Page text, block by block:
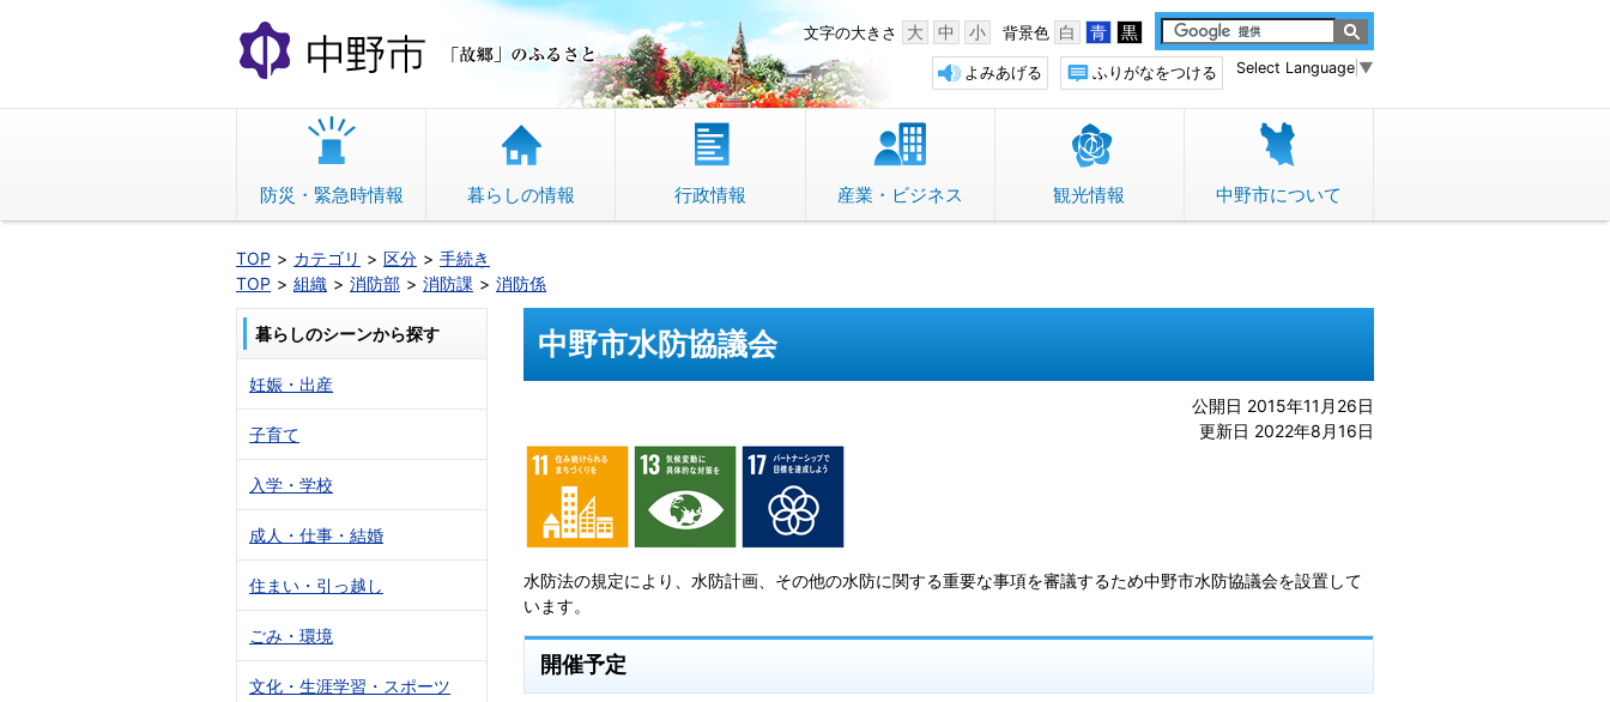
文
へ
動
中野市 「故郷」のふるさと 背景色 白 青 黒
文字の大きさ 大 中 小
Select Language ▼
ふりがなをつける
よみあげる
防災・緊急時情報 暮らしの情報 行政情報 産業・ビジネス 観光情報 中野市について
TOP カテゴリ 区分
手続き
TOP
組織 消防部 消防課 消防係
中野市水防協議会
公開日 2015年11月26日
更新日 2022年8月16日
水防法の規定により、水防計画、その他の水防に関する重要な事項を審議するため中野市水防協議会を設置して
います。
開催予定
暮らしのシーンから探す
妊娠・出産
子育て
入学・学校
成人・仕事・結婚
住まい・引っ越し
ごみ・環境
文化・生涯学習・スポーツ